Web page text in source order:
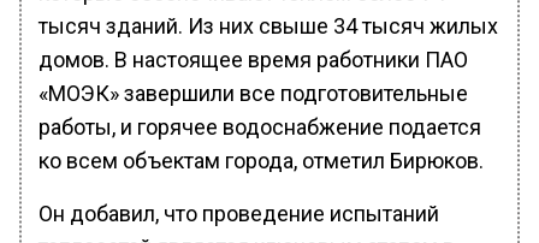
тысяч зданий. Из них свыше 34 тысяч жилых
домов. В настоящее время работники ПАО
«МОЭК» завершили все подготовительные
работы, и горячее водоснабжение подается
ко всем объектам города, отметил Бирюков.
Он добавил, что проведение испытаний